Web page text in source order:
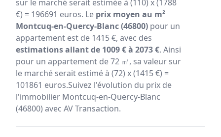
sur le marché serait estimée à (110) x (1788
€) = 196691 euros. Le prix moyen au m²
Montcuq-en-Quercy-Blanc (46800) pour un
appartement est de 1415 €, avec des
estimations allant de 1009 € à 2073 €. Ainsi
pour un appartement de 72 ㎡, sa valeur sur
le marché serait estimé à (72) x (1415 €) =
101861 euros.Suivez l'évolution du prix de
l'immobilier Montcuq-en-Quercy-Blanc
(46800) avec AV Transaction.